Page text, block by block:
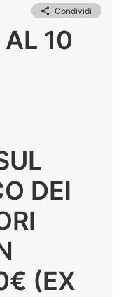
Condividi
10
DEI
(EX